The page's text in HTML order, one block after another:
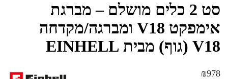
סט 2 כלים מושלם – מברגת
אימפקט V18 ומברגה/מקדחה
V18 (גוף) מבית EINHELL
₪978